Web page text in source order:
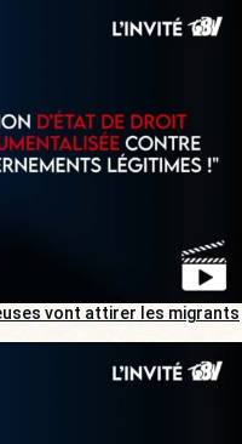
vont attirer les migrants